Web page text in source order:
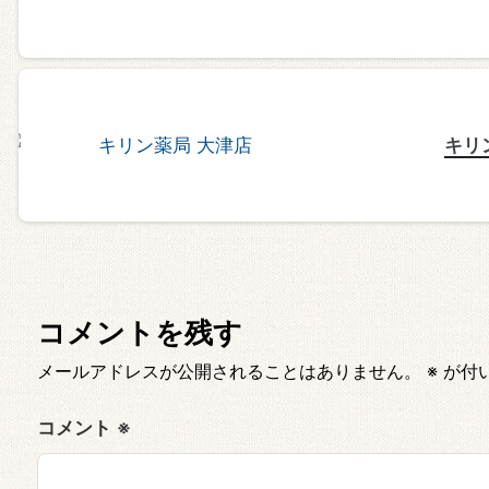
キリ
コメントを残す
メールアドレスが公開されることはありません。 ※ が付
コメント ※